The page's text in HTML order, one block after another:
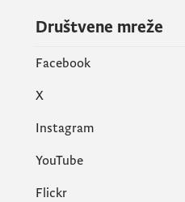
Društvene mreže
Facebook
X
Instagram
YouTube
Flickr